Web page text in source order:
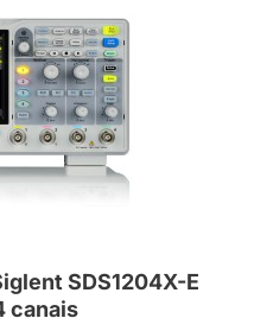
SDS1204X-E
canais